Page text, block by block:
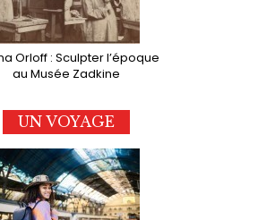
Orloff : Sculpter l’époque
au Musée Zadkine
UN VOYAGE